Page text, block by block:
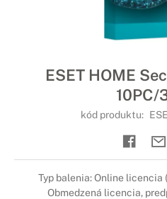
ESET HOME
10PC/
kód produktu:
Typ balenia: Online licencia
Obmedzená licencia,